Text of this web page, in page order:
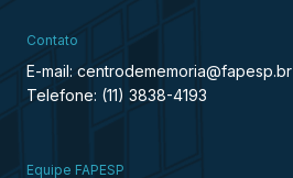
Contato
E-mail: centrodememoria@fapesp.br
Telefone: (11) 3838-4193
Equipe FAPESP